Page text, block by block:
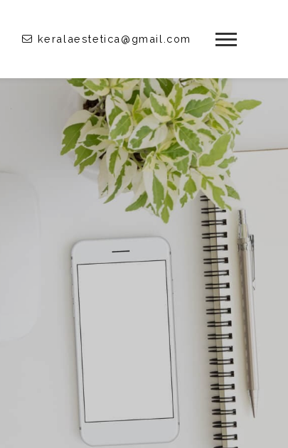
keralaestetica@gmail.com